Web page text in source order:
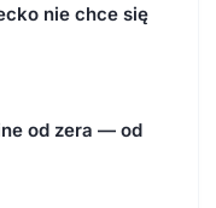
nie chce się
od zera — od